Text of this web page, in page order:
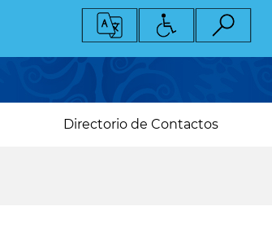
Directorio de Contactos